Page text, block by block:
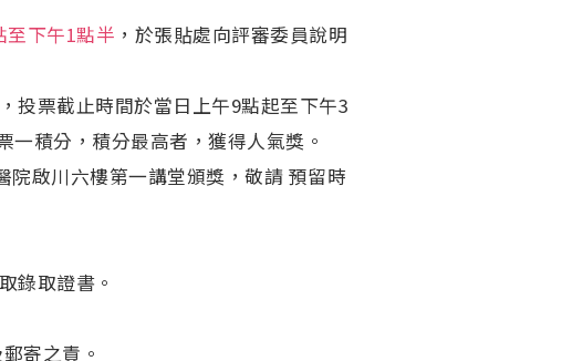
至下午1點半 ，於張貼處向評審委員說明
投票截止時間於當日上午9點起至下午3
積分，積分最高者，獲得人氣獎。
院啟川六樓第一講堂頒獎，敬請 預留時
錄取證書。
寄之責。